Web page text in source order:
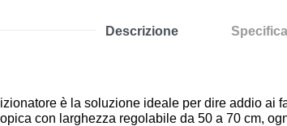
Descrizione Specifica
è la soluzione ideale per dire addio
con larghezza regolabile da 50 a 70 cm,